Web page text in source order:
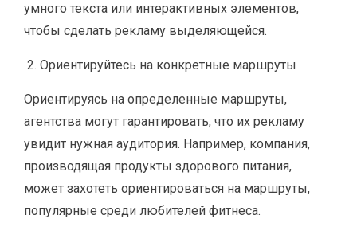
умного текста или интерактивных элементов,
чтобы сделать рекламу выделяющейся.
Ориентируйтесь на конкретные маршруты
Ориентируясь на определенные маршруты,
агентства могут гарантировать, что их рекламу
увидит нужная аудитория. Например, компания,
производящая продукты здорового питания,
может захотеть ориентироваться на маршруты,
популярные среди любителей фитнеса.